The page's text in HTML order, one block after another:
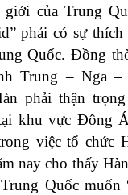
giới của Trung
phải có sự
Quốc. Đồng
Trung – Nga –
phải thận
khu vực Đông
việc tổ chức
nay cho thấy
Quốc muốn